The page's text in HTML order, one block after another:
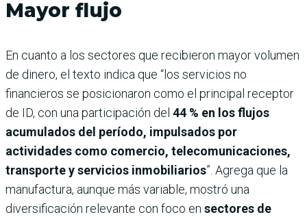
Mayor flujo
En cuanto a los sectores que recibieron mayor volumen
de dinero, el texto indica que “los servicios no
financieros se posicionaron como el principal receptor
de ID, con una participación del 44 % en los flujos
acumulados del período, impulsados por
actividades como comercio, telecomunicaciones,
transporte y servicios inmobiliarios”. Agrega que la
manufactura, aunque más variable, mostró una
diversificación relevante con foco en sectores de